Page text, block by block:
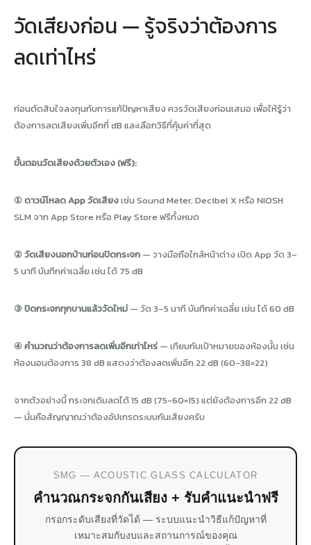
วัดเสียงก่อน — รู้จริงว่าต้องการ
ลดเท่าไหร่
ก่อนตัดสินใจลงทุนกับการแก้ปัญหาเสียง ควรวัดเสียงก่อนเสมอ เพื่อให้รู้ว่า
ต้องการลดเสียงเพิ่มอีกกี่ dB และเลือกวิธีที่คุ้มค่าที่สุด
ขั้นตอนวัดเสียงด้วยตัวเอง (ฟรี):
① ดาวน์โหลด App วัดเสียงเช่น Sound Meter, Decibel X หรือ NIOSH
SLM จาก App Store หรือ Play Store ฟรีทั้งหมด
② วัดเสียงนอกบ้านก่อนปิดกระจก — วางมือถือใกล้หน้าต่าง เปิด App วัด 3–
5 นาที บันทึกค่าเฉลี่ย เช่น ได้ 75 dB
③ ปิดกระจกทุกบานแล้ววัดใหม่ — วัด 3–5 นาที บันทึกค่าเฉลี่ย เช่น ได้ 60 dB
④ คำนวณว่าต้องการลดเพิ่มอีกเท่าไหร่ — เทียบกับเป้าหมายของห้องนั้น เช่น
ห้องนอนต้องการ 38 dB แสดงว่าต้องลดเพิ่มอีก 22 dB (60-38=22)
จากตัวอย่างนี้ กระจกเดิมลดได้ 15 dB (75-60=15) แต่ยังต้องการอีก 22 dB
— นั่นคือสัญญาณว่าต้องอัปเกรดระบบกันเสียงครับ
SMG — ACOUSTIC GLASS CALCULATOR
คำนวณกระจกกันเสียง + รับคำแนะนำฟรี
กรอกระดับเสียงที่วัดได้ — ระบบแนะนำวิธีแก้ปัญหาที่
เหมาะสมกับงบและสถานการณ์ของคุณ